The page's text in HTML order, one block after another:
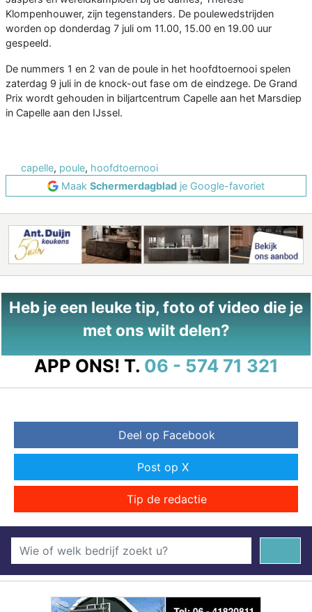
Klompenhouwer, zijn tegenstanders. De poulewedstrijden
worden op donderdag 7 juli om 11.00, 15.00 en 19.00 uur
gespeeld.
De nummers 1 en 2 van de poule in het hoofdtoernooi spelen
zaterdag 9 juli in de knock-out fase om de eindzege. De Grand
Prix wordt gehouden in biljartcentrum Capelle aan het Marsdiep
in Capelle aan den IJssel.
capelle, poule, hoofdtoernooi
Maak Schermerdagblad je Google-favoriet
Heb je een leuke tip, foto of video die je
met ons wilt delen?
APP ONS! T. 06 - 574 71 321
Deel op Facebook
Post op X
Tip de redactie